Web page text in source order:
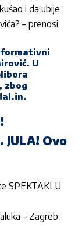
i da ubije
– prenosi
U
zbog
JULA! Ovo
SPEKTAKLU
– Zagreb: